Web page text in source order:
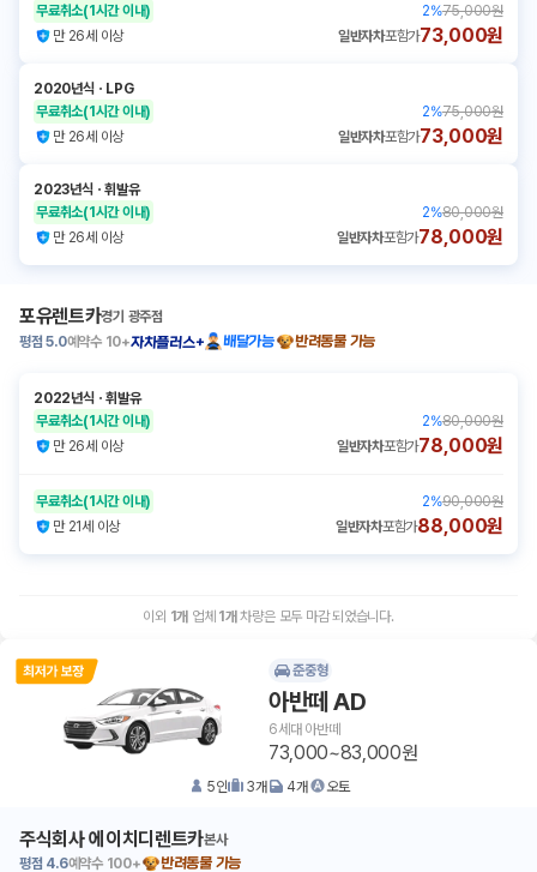
무료취소(1시간 이내) 2%75,000원
만 26세 이상
일반자차포함가73,000원
2020년식 ㆍ LPG
무료취소(1시간 이내) 2%75,000원
만 26세 이상
일반자차포함가73,000원
2023년식 ㆍ휘발유
무료취소(1시간 이내) 2%80,000원
만 26세 이상
일반자차포함가78,000원
포유렌트카경기 광주점
평점 5.0예약수 10+자차플러스+ 배달가능 반려동물 가능
2022년식 ㆍ휘발유
무료취소(1시간 이내) 2%80,000원
만 26세 이상
일반자차포함가78,000원
무료취소(1시간 이내) 2%90,000원
만 21세 이상
일반자차포함가88,000원
이외 1개 업체 1 개 차량은 모두 마감 되었습니다.
준중형
아반떼 AD
6세대 아반떼
73,000~83,000원
5인 3개 4개 오토
주식회사 에이치디렌트카본사
평점 4.6예약수 100+ 반려동물 가능